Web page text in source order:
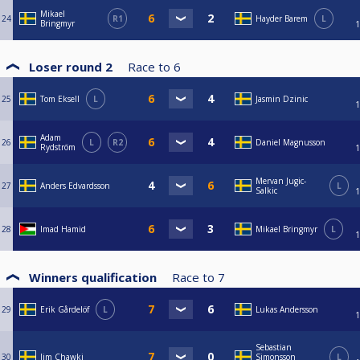
24
Mikael
Bringmyr
R1 Hayder Barem L
Loser round 2 Race to 6
25 Tom Eksell L Jasmin Dzinic
26
Adam
Rydström
L R2 Daniel Magnusson
27 Anders Edvardsson
Mervan Jugic-
Salkic
L
28 Imad Hamid Mikael Bringmyr L
Winners qualification Race to 7
29 Erik Gårdelöf L Lukas Andersson
30 Jim Chawki
Sebastian
Simonsson
L